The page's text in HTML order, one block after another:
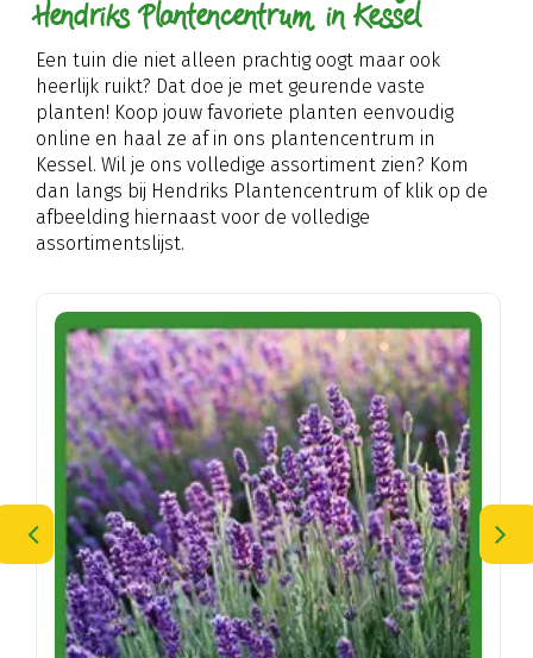
Hendriks Plantencentrum in Kessel
Een tuin die niet alleen prachtig oogt maar ook
heerlijk ruikt? Dat doe je met geurende vaste
planten! Koop jouw favoriete planten eenvoudig
online en haal ze af in ons plantencentrum in
Kessel. Wil je ons volledige assortiment zien? Kom
dan langs bij Hendriks Plantencentrum of klik op de
afbeelding hiernaast voor de volledige
assortimentslijst.